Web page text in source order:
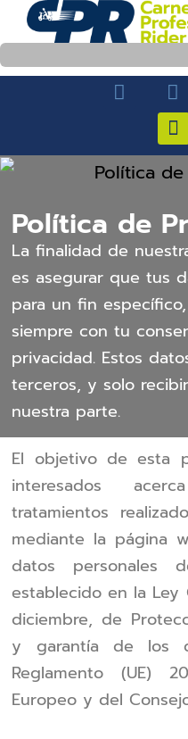
Política de
La finalidad de
es asegurar que tus
para un fin
siempre con tu
privacidad. Estos
terceros, y solo
nuestra parte.
El objetivo de esta
interesados
tratamientos
mediante la página
datos personales
establecido en la
diciembre, de
y garantía de los
Reglamento (UE)
Europeo y del